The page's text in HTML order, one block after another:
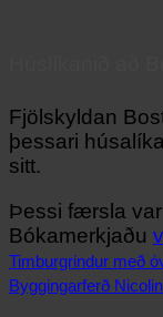
Fjölskyldan
þessari
sitt.
Þessi færsla
Bókamerkjaðu
Timburgrindur með
Byggingarferð